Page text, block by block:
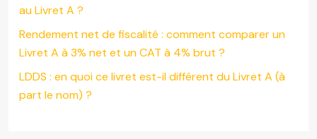
au Livret A ?
Rendement net de fiscalité : comment comparer un
Livret A à 3% net et un CAT à 4% brut ?
LDDS : en quoi ce livret est-il différent du Livret A (à
part le nom) ?